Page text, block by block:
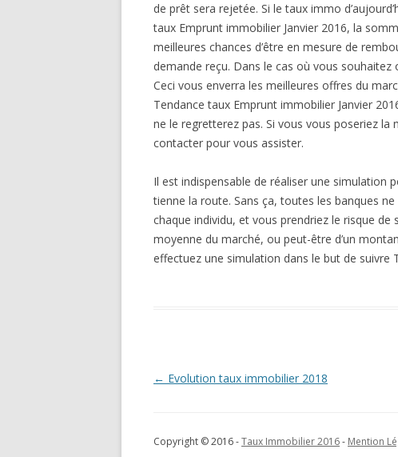
de prêt sera rejetée. Si le taux immo
taux Emprunt immobilier Janvier 2016, la
meilleures chances d’être en mesure de
demande reçu. Dans le cas où vous
Ceci vous enverra les meilleures offres du
Tendance taux Emprunt immobilier Janvier
ne le regretterez pas. Si vous vous poseriez
contacter pour vous assister.
Il est indispensable de réaliser une simulation
tienne la route. Sans ça, toutes les banques
chaque individu, et vous prendriez le risque
moyenne du marché, ou peut-être d’un
effectuez une simulation dans le but de suivre
Navigation
← Evolution taux immobilier 2018
Copyright © 2016 -Taux Immobilier 2016- Mention